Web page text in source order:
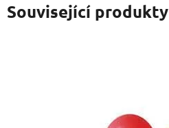
Související produkty